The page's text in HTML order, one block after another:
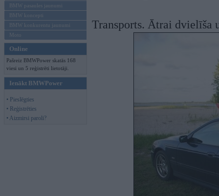
BMW pasaules jaunumi
BMW koncepti
BMW konkurentu jaunumi
Moto
Online
Pašreiz BMWPower skatās 168
viesi un 5 reģistrēti lietotāji.
Ienākt BMWPower
• Pieslēgties
• Reģistrēties
• Aizmirsi paroli?
Transports. Ātrai dvielīša